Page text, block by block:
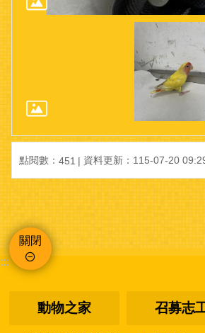
點閱數： 451 資料更新：115-07-20
關閉
:::
動物之家 召募志